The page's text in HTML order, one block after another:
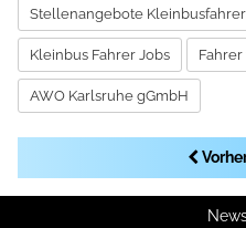
Stellenangebote
Kleinbus Fahrer Jobs
AWO Karlsruhe gGmbH